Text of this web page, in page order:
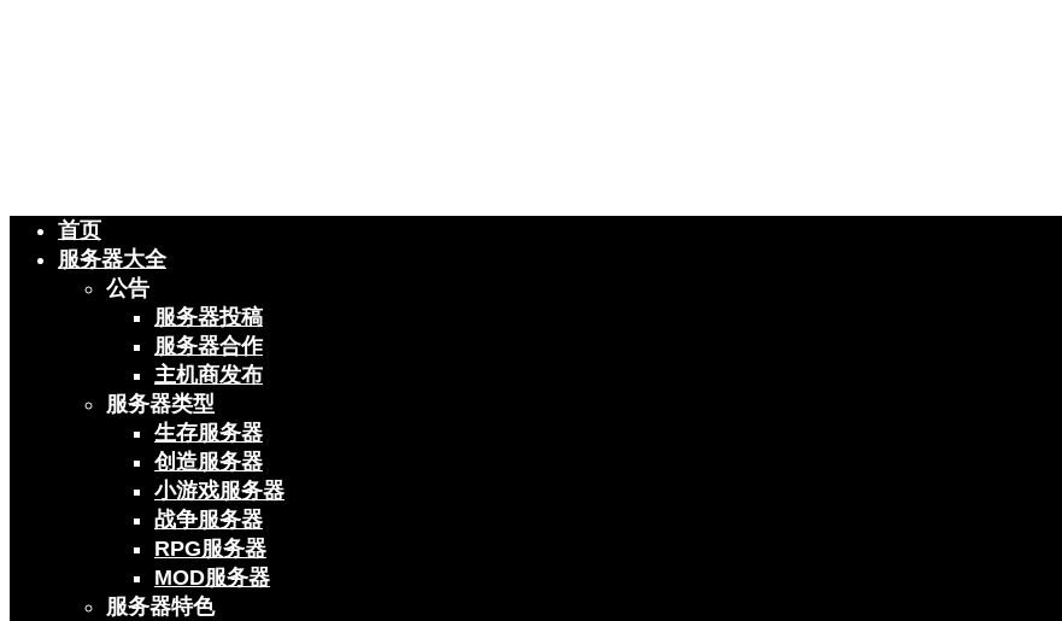
首页
服务器大全
公告
服务器投稿
服务器合作
主机商发布
服务器类型
生存服务器
创造服务器
小游戏服务器
战争服务器
RPG服务器
MOD服务器
服务器特色